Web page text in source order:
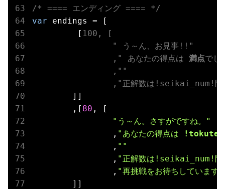
/* ==== エンディング ==== */
var endings = [
	 [
100, [
"
う～ん、お見事!! "
		,
" あなたの得点は 満点でし
		,
""
		,
"正解数は!seikai_num!
]]
	,[
80 , [
" う～ん。さすがですね。
"
		,
" あなたの得点は
		,
""
		,
"正解数は!seikai_num!
		,
"再挑戦をお待ちしています